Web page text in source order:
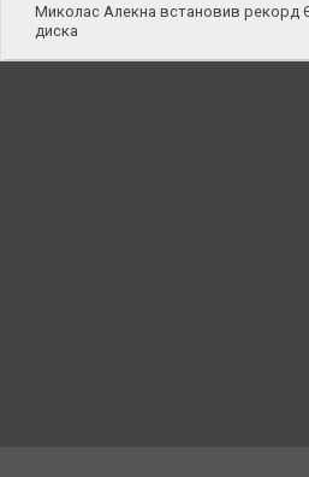
Миколас Алекна встановив рекорд
диска